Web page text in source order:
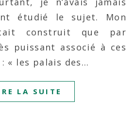
étudié le sujet. Mon
construit que par
puissant associé à ces
« les palais des…
LA SUITE